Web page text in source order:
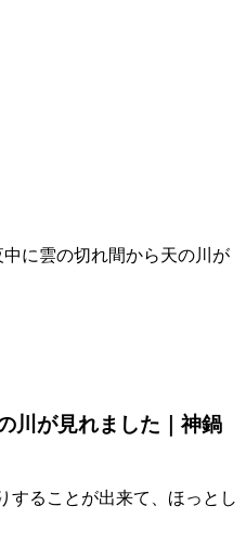
中に雲の切れ間から天の川が
川が見れました｜神鍋
することが出来て、ほっとし